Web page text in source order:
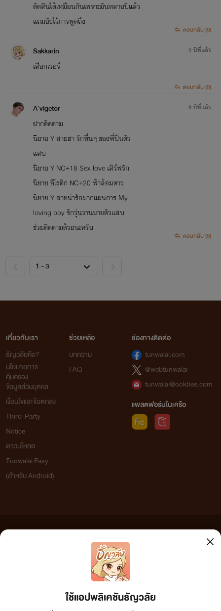
ตัดสินได้เหมือนกันเพราะมันหลายปีแล้ว
แถมยังไร้การพูดถึง
ตอบกลับ (0)
Sakkarin
เสือกเวอร์
5 ปีที่แล้ว
ตอบกลับ (0)
A'vigetor
ฝากติดตาม
นิยาย Y สายฮา รักหื่นๆ ของพี่ปืนตัว
แสบ
นิยาย Y NC+18 Sex love เสิร์ฟรัก
นิยาย อีโรติก NC+20 ฟ้าล้อมดาว
นิยาย Y สายน่ารักมากแผนการ My
loving boy รักวุ่นวานนายตัวแสบ
ช่วยติดตามด้วยนะครับ
9 ปีที่แล้ว
ตอบกลับ (0)
ใช้แอปพลิเคชันธัญวลัย
เกี่ยวกับเรา
ธัญวลัยคือ?
นโยบายการ
คุ้มครอง
ข้อมูลส่วนบุคคล
เงื่อนไขและข้อตกลง
Third-Party
Notice
ดาวน์โหลด
Tunwalai Easy
(สำหรับ Android)
ช่วยเหลือ
บทความ
FAQ
ช่องทางติดต่อ
tunwalai.com
@webtunwalai
tunwalai@ookbee.com
แพลตฟอร์มในเครือ
เว็บไซต์แห่งนี้ไม่ได้เห็นด้วยและไม่ขอรับผิดชอบต่อข้อความใดๆ ทั้งสิ้น ดังนั้นผู้อ่านทุกท่านโปรดใช้
วิจารณญาณในการกลั่นกรองด้วยตนเอง และหากท่านพบข้อความใดๆ ที่ขัดต่อกฎหมายและศีลธรรม
กรุณาแจ้งมาที่ tunwalai@ookbee.com เพื่อทีมงานจะได้ดำเนินการในทันที ทั้งนี้ ทางเว็บไซต์ขอสงวน
ลิขสิทธิ์ตามพระราชบัญญัติลิขสิทธิ์ (ฉบับเพิ่มเติม) พ.ศ.2558